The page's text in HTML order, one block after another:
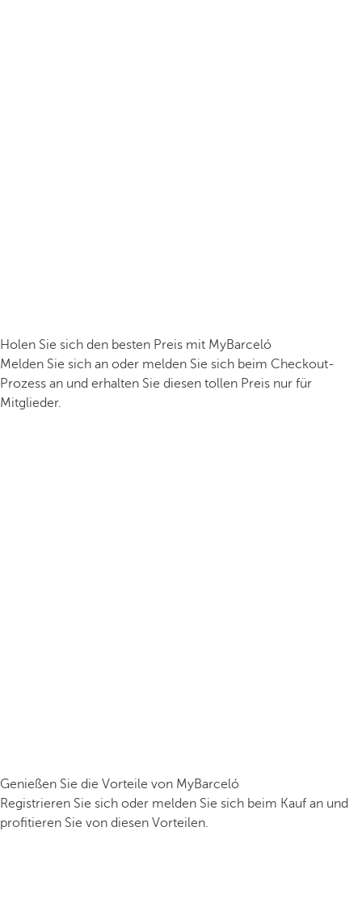
Holen Sie sich den besten Preis mit MyBarceló
Melden Sie sich an oder melden Sie sich beim Checkout-
Prozess an und erhalten Sie diesen tollen Preis nur für
Mitglieder.
Genießen Sie die Vorteile von MyBarceló
Registrieren Sie sich oder melden Sie sich beim Kauf an und
profitieren Sie von diesen Vorteilen.